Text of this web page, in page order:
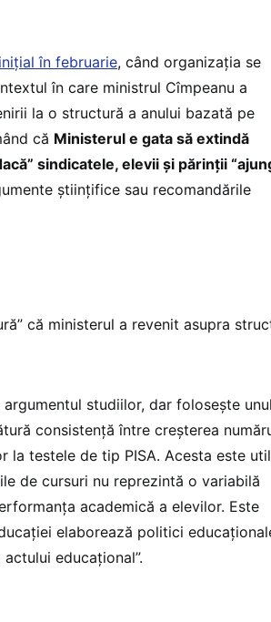
în februarie, când organizația se
în care ministrul Cîmpeanu a
la o structură a anului bazată pe
că Ministerul e gata să extindă
sindicatele, elevii și părinții
științifice sau recomandările
că ministerul a revenit asupra
studiilor, dar folosește unul
consistență între creșterea
la testele de tip PISA. Acesta este
de cursuri nu reprezintă o variabilă
academică a elevilor. Este
elaborează politici
educațional”.